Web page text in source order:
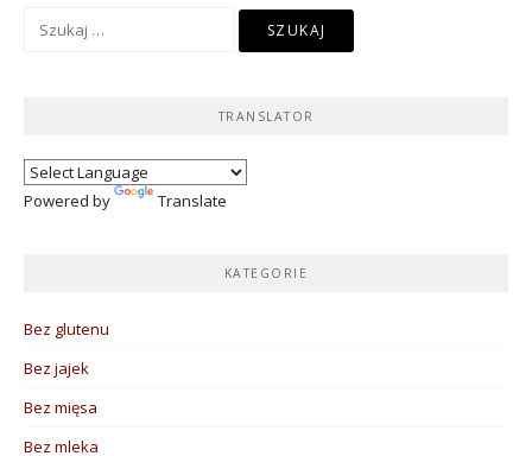
TRANSLATOR
Powered by Translate
KATEGORIE
Bez glutenu
Bez jajek
Bez mięsa
Bez mleka